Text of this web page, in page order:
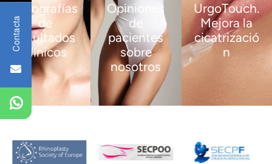
Contacta
Fotografías
de
resultados
clínicos
VER
MÁS
Opiniones
de
pacientes
sobre
nosotros
VER
MÁS
UrgoTouch.
Mejora la
cicatrizació
n
VER
MÁS